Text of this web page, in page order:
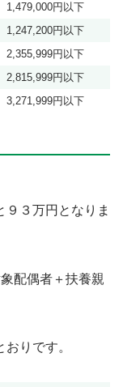
1,479,000円以下
1,247,200円以下
2,355,999円以下
2,815,999円以下
3,271,999円以下
９３万円となりま
配偶者＋扶養親
りです。